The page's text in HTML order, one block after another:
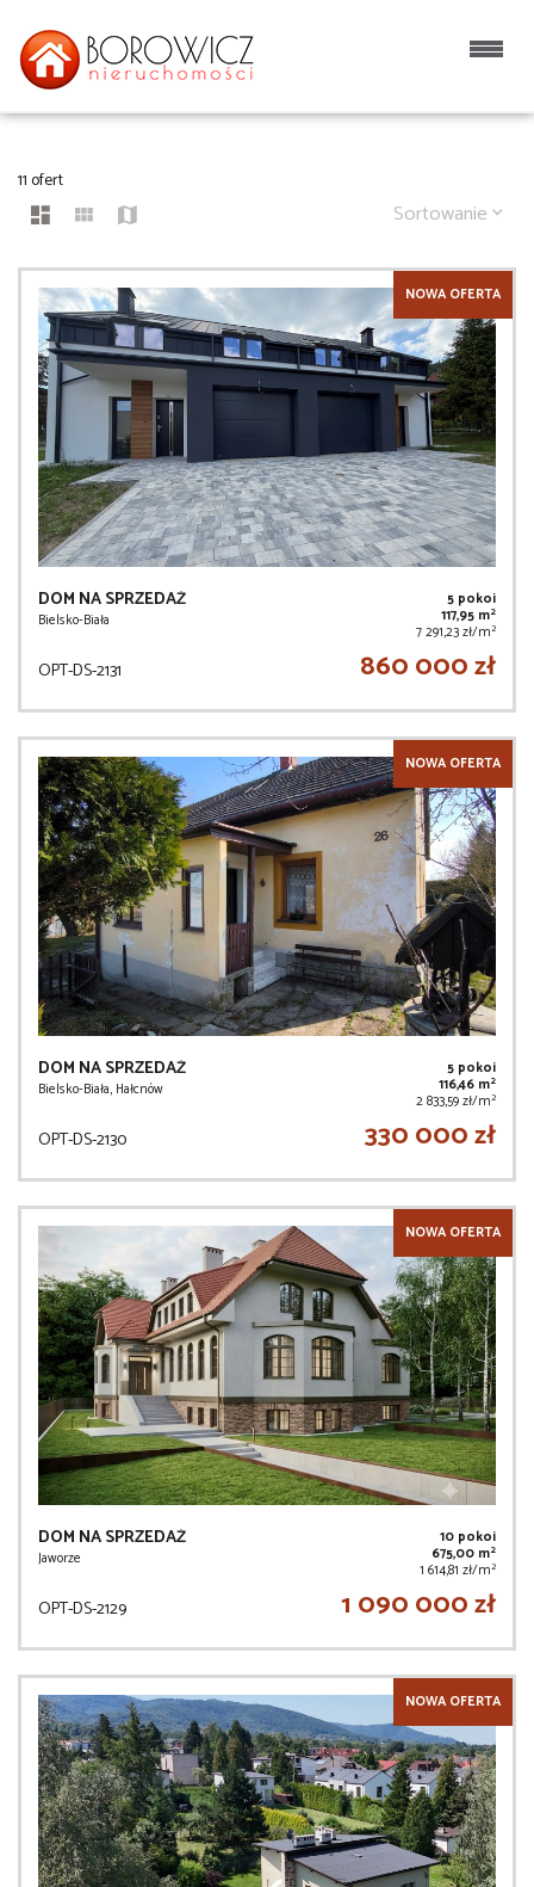
DOMY
11 ofert
Sortowanie
NOWA OFERTA
DOM NA SPRZEDAŻ
Bielsko-Biała
5 pokoi
117,95 m2
7 291,23 zł/m2
OPT-DS-2131 860 000 zł
NOWA OFERTA
DOM NA SPRZEDAŻ
Bielsko-Biała, Hałcnów
5 pokoi
116,46 m2
2 833,59 zł/m2
OPT-DS-2130 330 000 zł
NOWA OFERTA
DOM NA SPRZEDAŻ
Jaworze
10 pokoi
675,00 m2
1 614,81 zł/m2
OPT-DS-2129 1 090 000 zł
NOWA OFERTA